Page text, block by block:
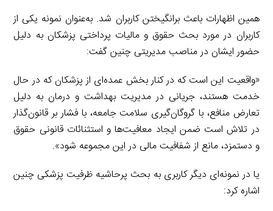
همین اظهارات باعث برانگیختن کاربران شد. به‌عنوان نمونه یکی از
کاربران در مورد بحث حقوق و مالیات پرداختی پزشکان به دلیل
حضور ایشان در مناصب مدیریتی چنین گفت:
«واقعیت این است که در کنار بخش عمده‌ای از پزشکان که در حال
خدمت هستند، جریانی در مدیریت بهداشت و درمان به دلیل
تعارض منافع، با گروگان‌گیری سلامت جامعه، با فشار بر قانون‌گذار
در تلاش است ضمن ایجاد معافیت‌ها و استثنائات قانونی حقوق
و دستمزد، مانع از شفافیت مالی در این مجموعه شود».
یا در نمونه‌ای دیگر کاربری به بحث پرحاشیه ظرفیت پزشکی چنین
اشاره کرد: